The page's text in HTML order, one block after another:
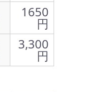
1650
円
3,300
円